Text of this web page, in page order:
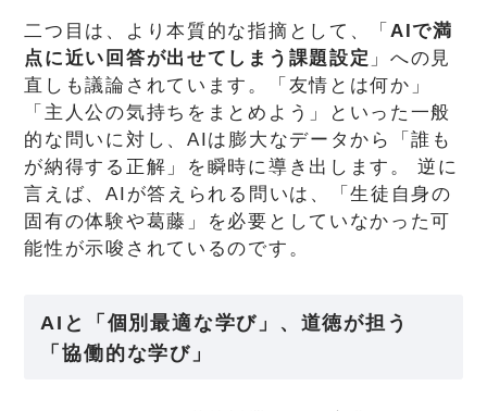
二つ目は、より本質的な指摘として、「 AIで満
点に近い回答が出せてしまう課題設定 」への見
直しも議論されています。「友情とは何か」
「主人公の気持ちをまとめよう」といった一般
的な問いに対し、AIは膨大なデータから「誰も
が納得する正解」を瞬時に導き出します。 逆に
言えば、AIが答えられる問いは、「生徒自身の
固有の体験や葛藤」を必要としていなかった可
能性が示唆されているのです。
AIと
「個別最適な学び」、道徳が担う
「協働的な学び」